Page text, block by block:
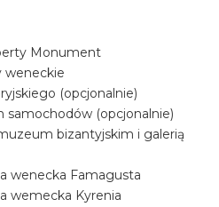
Monument
weneckie
(opcjonalnie)
samochodów (opcjonalnie)
bizantyjskim i galerią
wenecka Famagusta
wemecka Kyrenia